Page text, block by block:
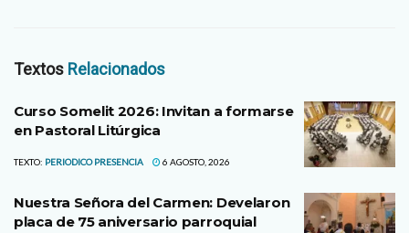
Textos Relacionados
Curso Somelit 2026: Invitan a formarse
en Pastoral Litúrgica
TEXTO: PERIODICO PRESENCIA 6 AGOSTO, 2026
Nuestra Señora del Carmen: Develaron
placa de 75 aniversario parroquial